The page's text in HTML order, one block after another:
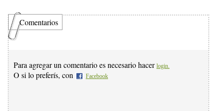
Comentarios
Para agregar un comentario es necesario hacer login.
O si lo preferís, con Facebook